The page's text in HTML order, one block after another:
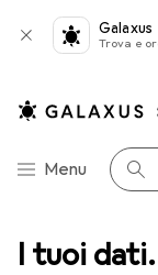
I tuoi
Galaxus
Trova e
Categoria
Menu Cerca
Lenti a contatto